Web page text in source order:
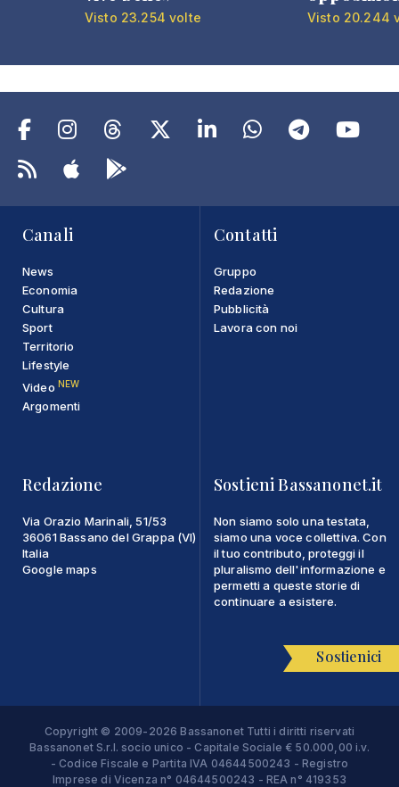
Visto 23.254 volte Visto 20.244
Canali
News
Economia
Cultura
Sport
Territorio
Lifestyle
Video NEW
Argomenti
Contatti
Gruppo
Redazione
Pubblicità
Lavora con noi
Redazione
Via Orazio Marinali, 51/53
36061 Bassano del Grappa (VI)
Italia
Google maps
Sostieni Bassanonet.it
Non siamo solo una testata,
siamo una voce collettiva. Con
il tuo contributo, proteggi il
pluralismo dell'informazione e
permetti a queste storie di
continuare a esistere.
Sostienici
Copyright © 2009-2026 Bassanonet Tutti i diritti riservati
Bassanonet S.r.l. socio unico - Capitale Sociale € 50.000,00 i.v.
- Codice Fiscale e Partita IVA 04644500243 - Registro
Imprese di Vicenza n° 04644500243 - REA n° 419353